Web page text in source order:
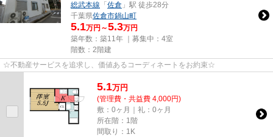
総武本線 「 佐倉 」駅 徒歩28分
千葉県佐倉市鍋山町
5.1万円～5.3万円
築年数：築11年 ｜募集中： 4室
階数：2階建
☆不動産サービスを追求し、価値あるコーディネートをお約束☆
5.1万円
(管理費・共益費 4,000円)
敷：0ヶ月｜礼：0ヶ月
所在階：1階
間取り：1K